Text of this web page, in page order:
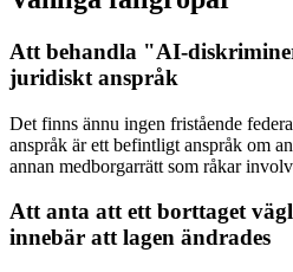
Att behandla "AI-
juridiskt anspråk
Det finns ännu ingen fristående
anspråk är ett befintligt anspråk om
annan medborgarrätt som råkar
Att anta att ett borttaget
innebär att lagen ändrades